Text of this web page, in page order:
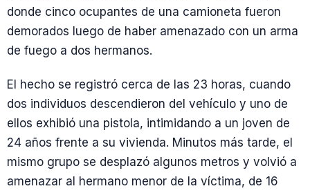
donde cinco ocupantes de una camioneta fueron
demorados luego de haber amenazado con un arma
de fuego a dos hermanos.
El hecho se registró cerca de las 23 horas, cuando
dos individuos descendieron del vehículo y uno de
ellos exhibió una pistola, intimidando a un joven de
24 años frente a su vivienda. Minutos más tarde, el
mismo grupo se desplazó algunos metros y volvió a
amenazar al hermano menor de la víctima, de 16